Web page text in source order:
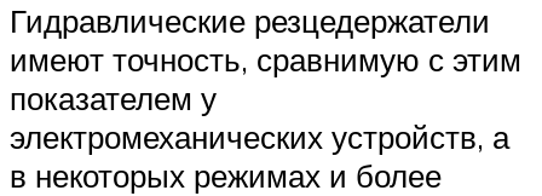
Гидравлические резцедержатели
имеют точность, сравнимую с этим
показателем у
электромеханических устройств, а
в некоторых режимах и более